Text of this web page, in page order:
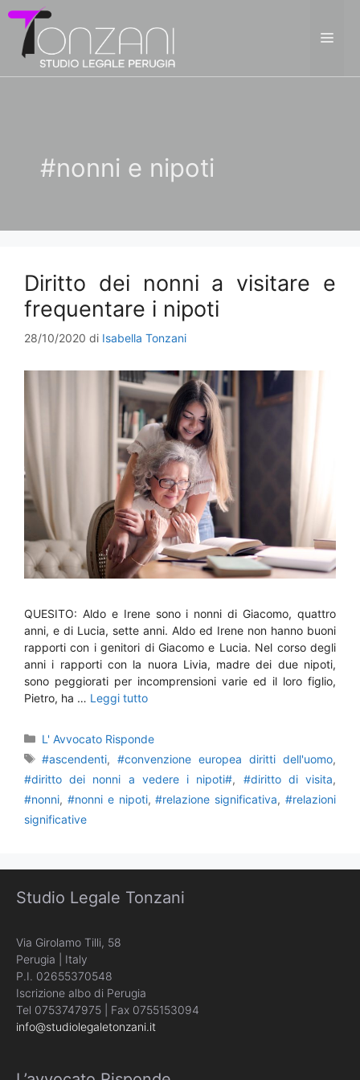
Vai
contenuto
#nonni e nipoti
Diritto dei nonni a visitare e
frequentare i nipoti
28/10/2020 di Isabella Tonzani
QUESITO: Aldo e Irene sono i nonni di Giacomo, quattro
anni, e di Lucia, sette anni. Aldo ed Irene non hanno buoni
rapporti con i genitori di Giacomo e Lucia. Nel corso degli
anni i rapporti con la nuora Livia, madre dei due nipoti,
sono peggiorati per incomprensioni varie ed il loro figlio,
Pietro, ha … Leggi tutto
Categorie
L' Avvocato Risponde
Tag
#ascendenti,#convenzione europea diritti dell'uomo,
#diritto dei nonni a vedere i nipoti#, #diritto di visita,
#nonni, #nonni e nipoti,#relazione significativa,#relazioni
significative
Studio Legale Tonzani
Via Girolamo Tilli, 58
Perugia | Italy
P.I. 02655370548
Iscrizione albo di Perugia
Tel 0753747975 | Fax 0755153094
info@studiolegaletonzani.it